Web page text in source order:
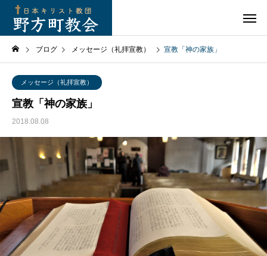
ブログ メッセージ（礼拝宣教） 宣教「神の家族」
メッセージ（礼拝宣教）
宣教「神の家族」
2018.08.08